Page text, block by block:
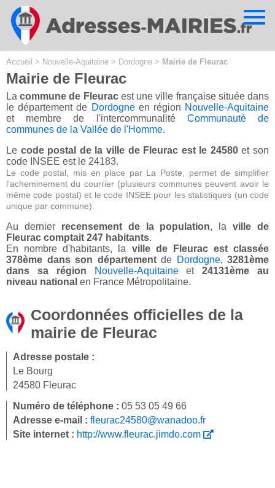
Accueil > Nouvelle-Aquitaine > Dordogne > Mairie de Fleurac
Mairie de Fleurac
Lacommune de Fleuracest une ville française située dans
le département de Dordogneen région Nouvelle-Aquitaine
et membre de l'intercommunalité Communauté de
communes de la Vallée de l'Homme.
Le code postal de la ville de Fleurac est le 24580et son
code INSEE est le 24183.
Le code postal, mis en place par La Poste, permet de simplifier
l'acheminement du courrier (plusieurs communes peuvent avoir le
même code postal) et le code INSEE pour les statistiques (un code
unique par commune).
Au dernier recensement de la population, laville de
Fleurac comptait 247 habitants.
En nombre d'habitants, la ville de Fleurac est classée
378ème dans son départementde Dordogne, 3281ème
dans sa région
Nouvelle-Aquitaineet24131ème au
niveau national en France Métropolitaine.
Coordonnées officielles de la
mairie de Fleurac
Adresse postale :
Le Bourg
24580 Fleurac
Numéro de téléphone : 05 53 05 49 66
Adresse e-mail : fleurac24580@wanadoo.fr
Site internet : http://www.fleurac.jimdo.com
Cookies management panel